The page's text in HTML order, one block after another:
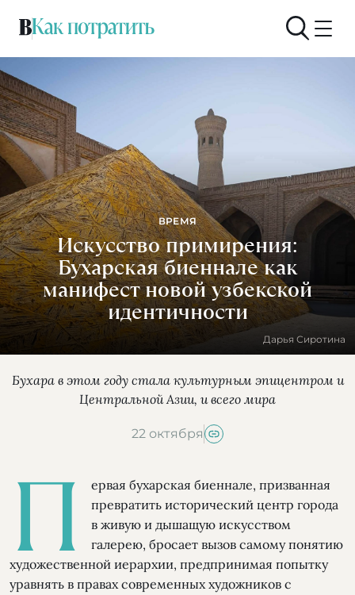
ВРЕМЯ
Искусство примирения:
Бухарская биеннале как
манифест новой узбекской
идентичности
Дарья Сиротина
Бухара в этом году стала культурным эпицентром и
Центральной Азии, и всего мира
22 октября
П
ервая бухарская биеннале, призванная
превратить исторический центр города
в живую и дышащую искусством
галерею, бросает вызов самому понятию
художественной иерархии, предпринимая попытку
уравнять в правах современных художников с